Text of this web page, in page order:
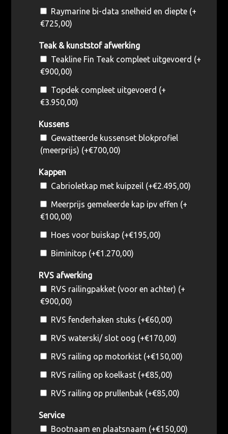
Raymarine bi-data snelheid en diepte (+
€725,00)
Teak & kunststof afwerking
Teakline Fin Teak compleet uitgevoerd (+
€900,00)
Topdek compleet uitgevoerd (+
€3.950,00)
Kussens
Gewatteerde kussenset blokprofiel
(meerprijs) (+€700,00)
Kappen
Cabrioletkap met kuipzeil (+€2.495,00)
Meerprijs gemeleerde kap ipv effen (+
€100,00)
Hoes voor buiskap (+€195,00)
Biminitop (+€1.270,00)
RVS afwerking
RVS railingpakket (voor en achter) (+
€900,00)
RVS fenderhaken stuks (+€60,00)
RVS waterski/ slot oog (+€170,00)
RVS railing op motorkist (+€150,00)
RVS railing op koelkast (+€85,00)
RVS railing op prullenbak (+€85,00)
Service
Bootnaam en plaatsnaam (+€150,00)